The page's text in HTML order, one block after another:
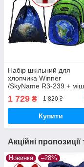
Набір шкільний для
хлопчика Winner
/SkyName R3-239 +
пенал у подарунок)
1 729 ₴ 1 820 ₴
Купити
Акційні
Новинка –28%